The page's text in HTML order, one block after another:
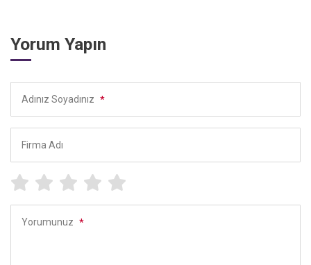
Yorum Yapın
Adınız Soyadınız *
Firma Adı
Yorumunuz *